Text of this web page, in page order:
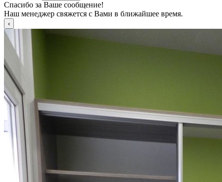
Спасибо за Ваше сообщение!
Наш менеджер свяжется с Вами в ближайшее время.